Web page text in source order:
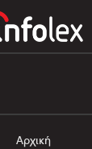
Αρχική